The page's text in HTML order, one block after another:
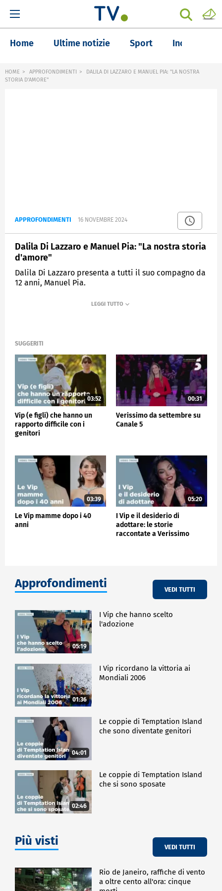
Home Ultime notizie Sport Inchieste
HOME APPROFONDIMENTI
DALILA DI LAZZARO E MANUEL PIA: "LA NOSTRA
STORIA D'AMORE"
APPROFONDIMENTI 16 NOVEMBRE 2024
Dalila Di Lazzaro e Manuel Pia: "La nostra storia
d'amore"
Dalila Di Lazzaro presenta a tutti il suo compagno da
12 anni, Manuel Pia.
VERISSIMO
SUGGERITI
03:52
Vip (e figli) che hanno un
rapporto difficile con i
genitori
00:31
Verissimo da settembre su
Canale 5
03:39
Le Vip mamme dopo i 40
anni
05:20
I Vip e il desiderio di
adottare: le storie
raccontate a Verissimo
Approfondimenti VEDI TUTTI
05:19
I Vip che hanno scelto
l'adozione
01:36
I Vip ricordano la vittoria ai
Mondiali 2006
04:01
Le coppie di Temptation Island
che sono diventate genitori
02:46
Le coppie di Temptation Island
che si sono sposate
Più visti VEDI TUTTI
Rio de Janeiro, raffiche di vento
a oltre cento all'ora: cinque